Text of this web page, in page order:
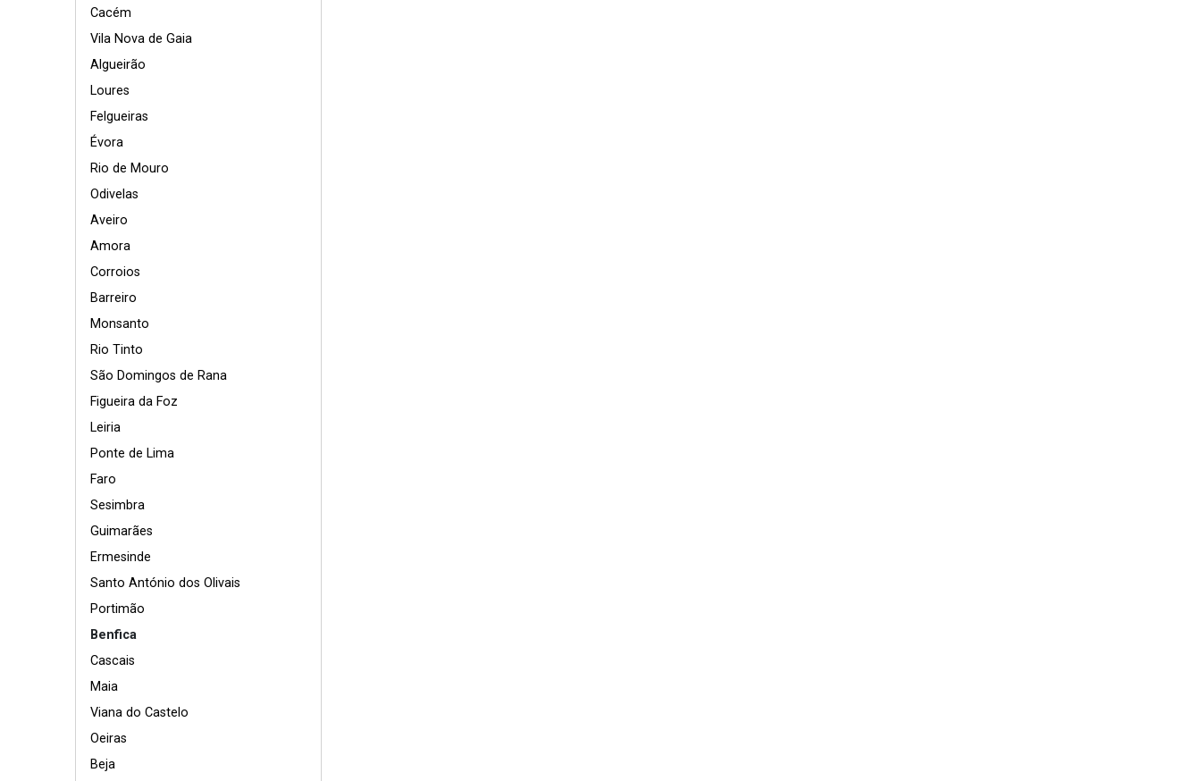
Cacém
Vila Nova de Gaia
Algueirão
Loures
Felgueiras
Évora
Rio de Mouro
Odivelas
Aveiro
Amora
Corroios
Barreiro
Monsanto
Rio Tinto
São Domingos de Rana
Figueira da Foz
Leiria
Ponte de Lima
Faro
Sesimbra
Guimarães
Ermesinde
Santo António dos Olivais
Portimão
Benfica
Cascais
Maia
Viana do Castelo
Oeiras
Beja